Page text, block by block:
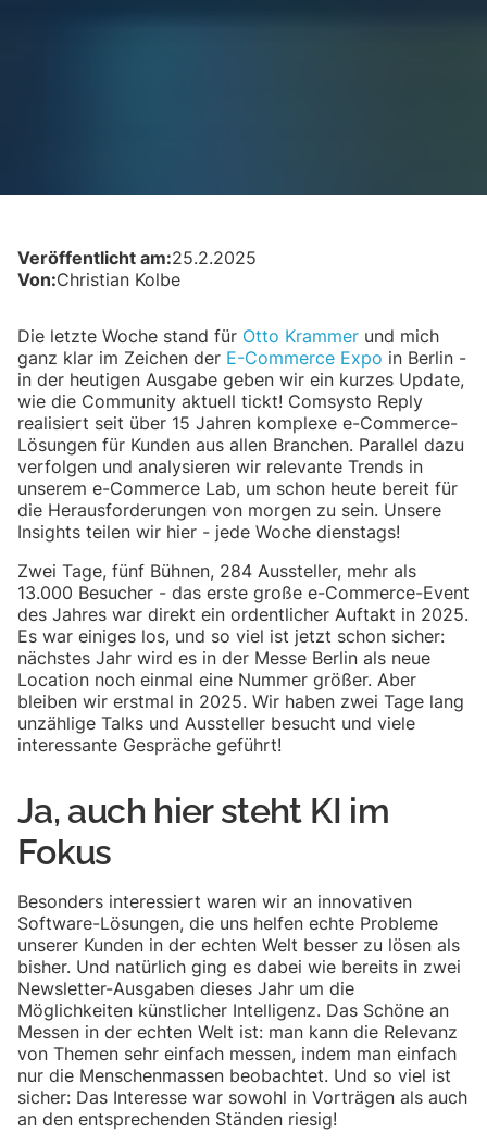
Veröffentlicht am:25.2.2025
Von:Christian Kolbe
Die letzte Woche stand für Otto Krammer und mich
ganz klar im Zeichen der E-Commerce Expo in Berlin -
in der heutigen Ausgabe geben wir ein kurzes Update,
wie die Community aktuell tickt! Comsysto Reply
realisiert seit über 15 Jahren komplexe e-Commerce-
Lösungen für Kunden aus allen Branchen. Parallel dazu
verfolgen und analysieren wir relevante Trends in
unserem e-Commerce Lab, um schon heute bereit für
die Herausforderungen von morgen zu sein. Unsere
Insights teilen wir hier - jede Woche dienstags!
Zwei Tage, fünf Bühnen, 284 Aussteller, mehr als
13.000 Besucher - das erste große e-Commerce-Event
des Jahres war direkt ein ordentlicher Auftakt in 2025.
Es war einiges los, und so viel ist jetzt schon sicher:
nächstes Jahr wird es in der Messe Berlin als neue
Location noch einmal eine Nummer größer. Aber
bleiben wir erstmal in 2025. Wir haben zwei Tage lang
unzählige Talks und Aussteller besucht und viele
interessante Gespräche geführt!
Ja, auch hier steht KI im
Fokus
Besonders interessiert waren wir an innovativen
Software-Lösungen, die uns helfen echte Probleme
unserer Kunden in der echten Welt besser zu lösen als
bisher. Und natürlich ging es dabei wie bereits in zwei
Newsletter-Ausgaben dieses Jahr um die
Möglichkeiten künstlicher Intelligenz. Das Schöne an
Messen in der echten Welt ist: man kann die Relevanz
von Themen sehr einfach messen, indem man einfach
nur die Menschenmassen beobachtet. Und so viel ist
sicher: Das Interesse war sowohl in Vorträgen als auch
an den entsprechenden Ständen riesig!